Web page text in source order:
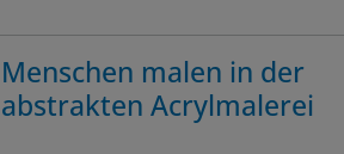
Menschen malen in der
abstrakten Acrylmalerei